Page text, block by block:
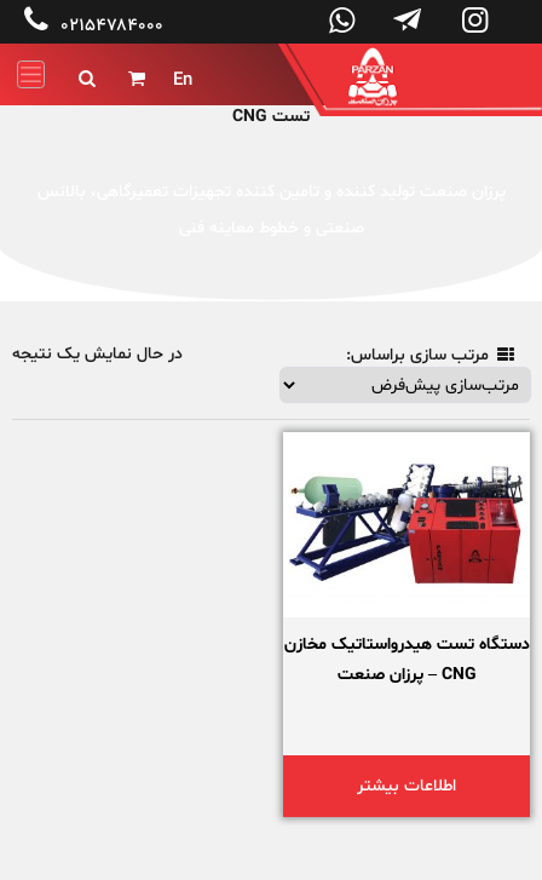



 ۰۲۱۵۴۷۸۴۰۰۰
En


تست CNG
در حال نمایش یک نتیجه  مرتب سازی براساس:
دستگاه تست هیدرواستاتیک مخازن
CNG – پرزان صنعت
اطلاعات بیشتر